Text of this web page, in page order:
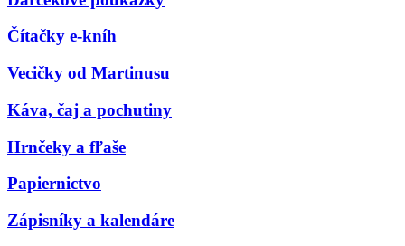
Čítačky e-kníh
Vecičky od Martinusu
Káva, čaj a pochutiny
Hrnčeky a fľaše
Papiernictvo
Zápisníky a kalendáre